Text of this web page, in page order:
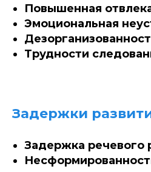
Повышенная
Эмоциональная
Трудности
Задержки
Задержка речевого